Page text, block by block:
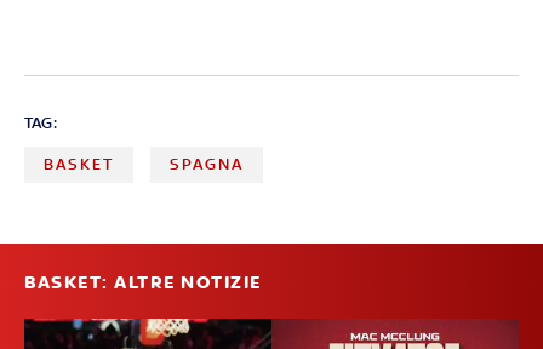
TAG:
BASKET SPAGNA
BASKET: ALTRE NOTIZIE